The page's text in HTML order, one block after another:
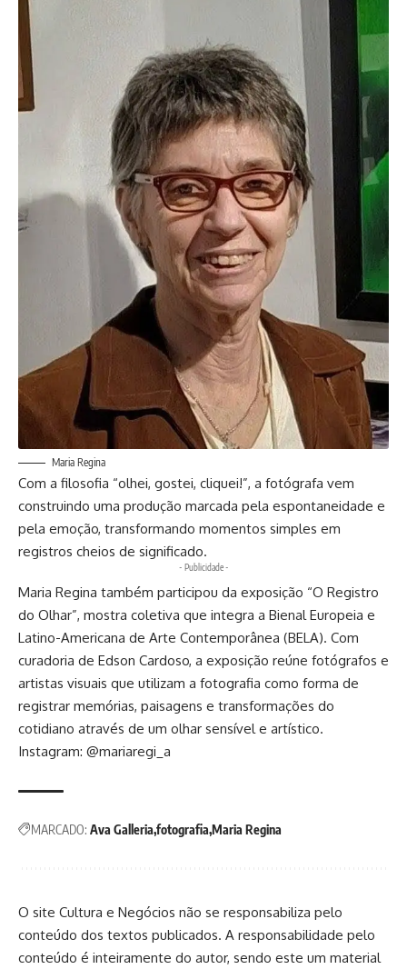
Maria Regina
Com a filosofia “olhei, gostei, cliquei!”, a fotógrafa vem
construindo uma produção marcada pela espontaneidade e
pela emoção, transformando momentos simples em
registros cheios de significado.
- Publicidade -
Maria Regina também participou da exposição “O Registro
do Olhar”, mostra coletiva que integra a Bienal Europeia e
Latino-Americana de Arte Contemporânea (BELA). Com
curadoria de Edson Cardoso, a exposição reúne fotógrafos e
artistas visuais que utilizam a fotografia como forma de
registrar memórias, paisagens e transformações do
cotidiano através de um olhar sensível e artístico.
Instagram: @mariaregi_a
MARCADO: Ava Galleria fotografia Maria Regina
O site Cultura e Negócios não se responsabiliza pelo
conteúdo dos textos publicados. A responsabilidade pelo
conteúdo é inteiramente do autor, sendo este um material